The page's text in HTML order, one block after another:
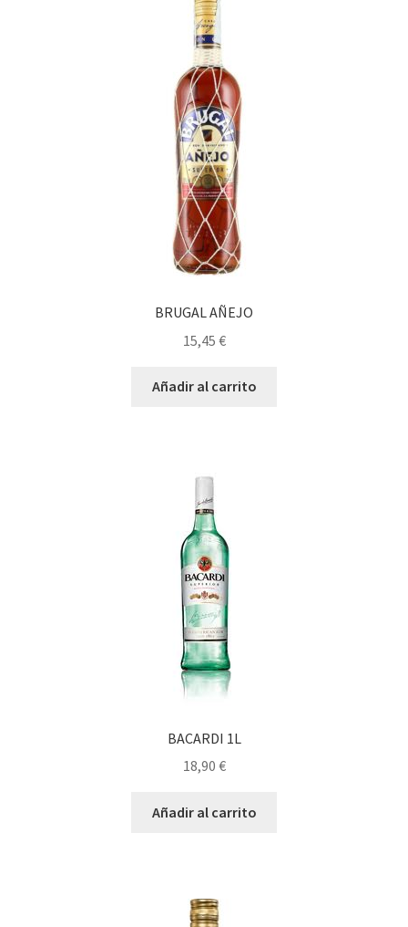
BRUGAL AÑEJO
15,45 €
Añadir al carrito
BACARDI 1L
18,90 €
Añadir al carrito